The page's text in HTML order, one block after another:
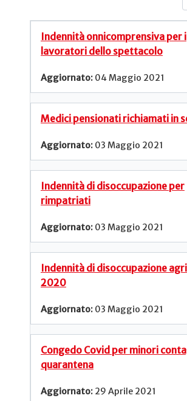
Indennità onnicomprensiva per i
lavoratori dello spettacolo
04 Maggio 2021
Medici pensionati richiamati in
03 Maggio 2021
Indennità di disoccupazione per
rimpatriati
03 Maggio 2021
Indennità di disoccupazione
2020
03 Maggio 2021
Congedo Covid per minori
quarantena
29 Aprile 2021